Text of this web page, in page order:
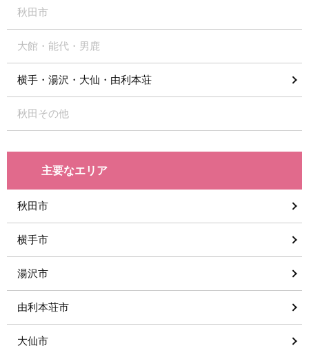
秋田市
大館・能代・男鹿
横手・湯沢・大仙・由利本荘
秋田その他
主要なエリア
秋田市
横手市
湯沢市
由利本荘市
大仙市